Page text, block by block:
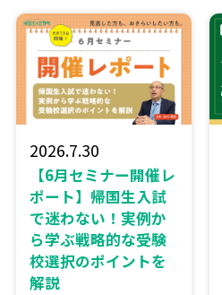
2026.7.30
【6月セミナー開催レ
ポート】帰国生入試
で迷わない！実例か
ら学ぶ戦略的な受験
校選択のポイントを
解説